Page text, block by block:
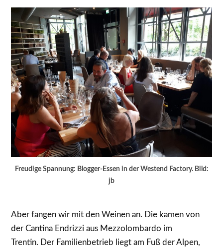
Freudige Spannung: Blogger-Essen in der Westend Factory. Bild:
jb
Aber fangen wir mit den Weinen an. Die kamen von
der Cantina Endrizzi aus Mezzolombardo im
Trentin. Der Familienbetrieb liegt am Fuß der Alpen,